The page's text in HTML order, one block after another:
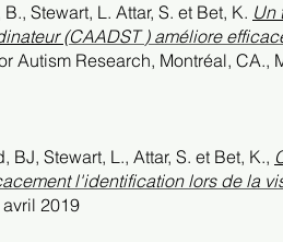
Stewart, L. Attar, S. et Bet, K. Un
(CAADST ) améliore
Autism Research, Montréal, CA.,
BJ, Stewart, L., Attar, S. et Bet, K.,
l'identification lors de la
2019